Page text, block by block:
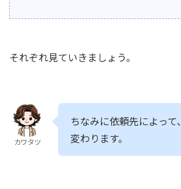
それぞれ見ていきましょう。
カワタツ
ちなみに依頼先によっ
変わります。